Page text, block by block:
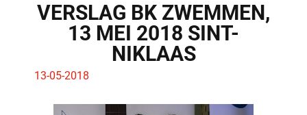
VERSLAG BK ZWEMMEN,
13 MEI 2018 SINT-
NIKLAAS
13-05-2018